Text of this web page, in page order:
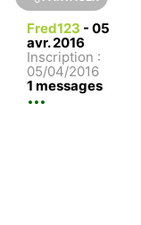
Fred123 - 05
avr. 2016
Inscription :
05/04/2016
1 messages